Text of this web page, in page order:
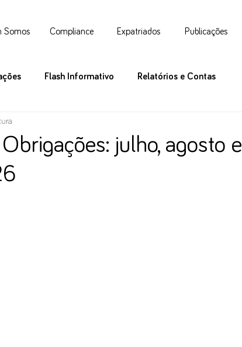
Somos Compliance Expatriados Publicações
Flash Informativo Relatórios e Contas
julho, agosto e